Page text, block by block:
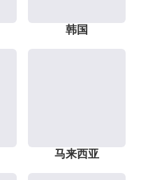
韩国
马来西亚